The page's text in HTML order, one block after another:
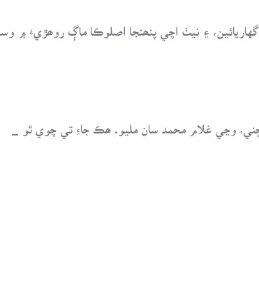
۽ نيٺ اچي پنھنجا اصلوڪا ماڳ روھڙيءَ ۾